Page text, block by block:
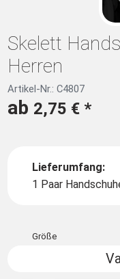
Skelett
Herren
Artikel-Nr.: C4807
ab 2,75 € *
Lieferumfang:
1 Paar
Größe